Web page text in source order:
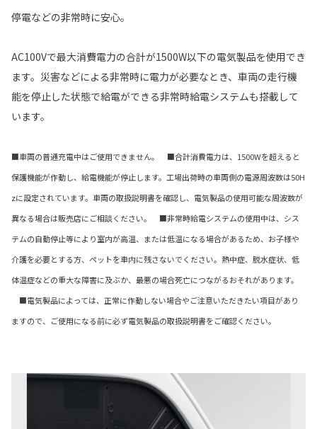
停電などの非常時に安心。
AC100Vで最大消費電力の合計が1500W以下の電気製品を使用でき
ます。災害などによる非常時に電力が必要なとき、車両の走行機
能を停止した状態で給電ができる非常時給電システムも搭載して
います。
■車両の普通充電中はご使用できません。 ■合計消費電力は、1500Wを超えると
保護機能が作動し、給電機能が停止します。工場出荷時の車両側の電源周波数は50H
zに設定されています。車両の取扱説明書を確認し、電気製品の使用可能な周波数が
異なる場合は販売店にご相談ください。 ■非常時給電システムの使用中は、シス
テムの自動停止等により室内が高温、または低温になる場合があるため、お子様や
介護を必要とする方、ペットを車内に残さないでください。熱中症、脱水症状、低
体温症などの重大な障害に及ぶか、最悪の場合死亡につながるおそれがあります。
■電気製品によっては、正常に作動しない場合やご注意いただきたい項目があり
ますので、ご使用になる前に必ず電気製品の取扱説明書をご確認ください。